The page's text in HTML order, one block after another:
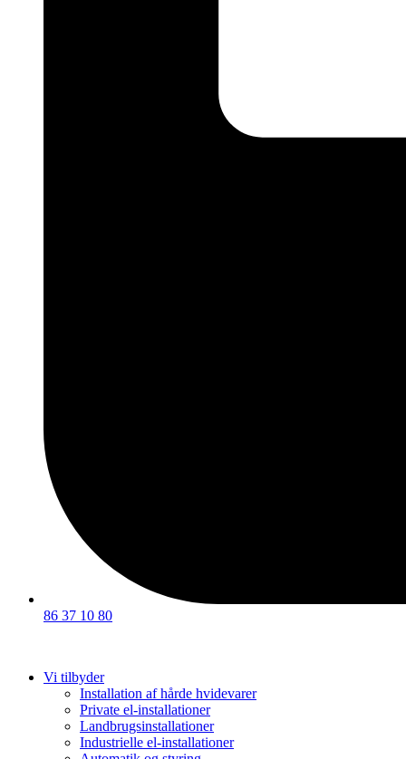
86 37 10 80
Vi tilbyder
Installation af hårde hvidevarer
Private el-installationer
Landbrugsinstallationer
Industrielle el-installationer